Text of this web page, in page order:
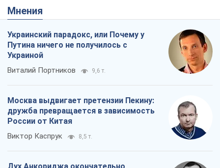
Мнения
Украинский парадокс, или Почему у
Путина ничего не получилось с
Украиной
Виталий Портников 9,6 т.
Москва выдвигает претензии Пекину:
дружба превращается в зависимость
России от Китая
Виктор Каспрук 8,5 т.